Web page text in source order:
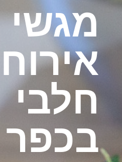
מגשי
אירוח
חלבי